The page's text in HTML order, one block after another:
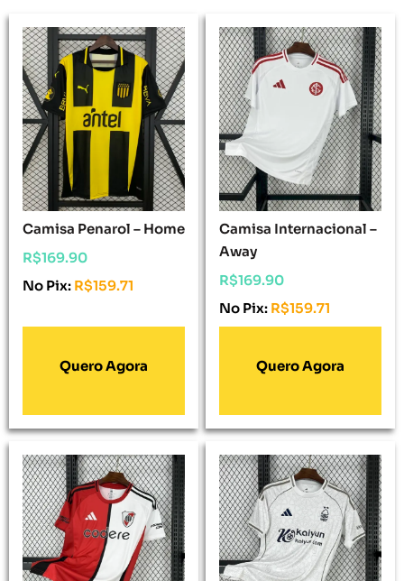
Camisa Penarol – Home
R$169.90
No Pix: R$159.71
Camisa Internacional –
Away
R$169.90
No Pix: R$159.71